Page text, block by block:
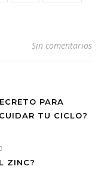
Sin comentarios
PARA
TU CICLO?
ZINC?